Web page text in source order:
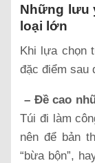
Những lưu
loại lớn
Khi lựa chọn
đặc điểm sau
– Đề cao
Túi đi làm
nên để bản
“bừa bộn”,